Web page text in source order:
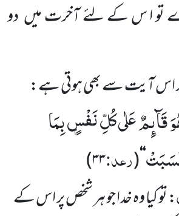
تو ا س کے لئے آخرت میںدو
اس آیت سے بھی ہوتی ہے:
قَآىٕمٌ عَلٰى كُلِّ نَفْسٍۭ بِمَا
‘‘
(رعد:۳۳)
: تو کیا وہ خدا جو ہر شخص پر اس کے